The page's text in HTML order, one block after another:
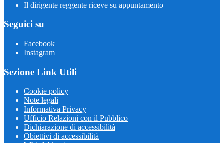
Il dirigente reggente riceve su appuntamento
Seguici su
Facebook
Instagram
Sezione Link Utili
Cookie policy
Note legali
Informativa Privacy
Ufficio Relazioni con il Pubblico
Dichiarazione di accessibilità
Obiettivi di accessibilità